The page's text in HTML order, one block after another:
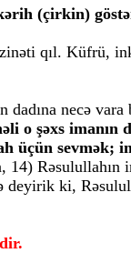
(çirkin)
qıl. Küfrü,
dadına necə
o şəxs imanın
üçün sevmək;
14) Rəsulullahın
deyirik ki,